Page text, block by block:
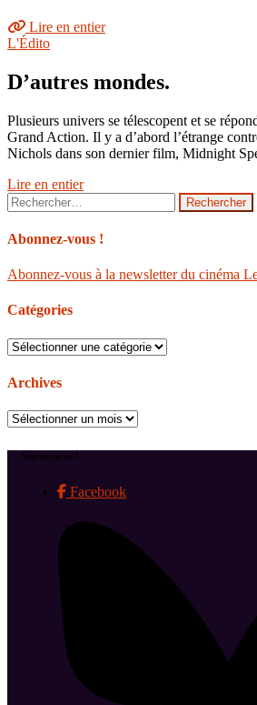
Lire en entier
L'Édito
D’autres mondes.
Plusieurs univers se télescopent et se
Grand Action. Il y a d’abord l’étrange
Nichols dans son dernier film, Midnight
Lire en entier
Rechercher :
Abonnez-vous !
Abonnez-vous à la newsletter du cinéma
Catégories
Catégories
Archives
Archives
Suivez-nous !
Facebook